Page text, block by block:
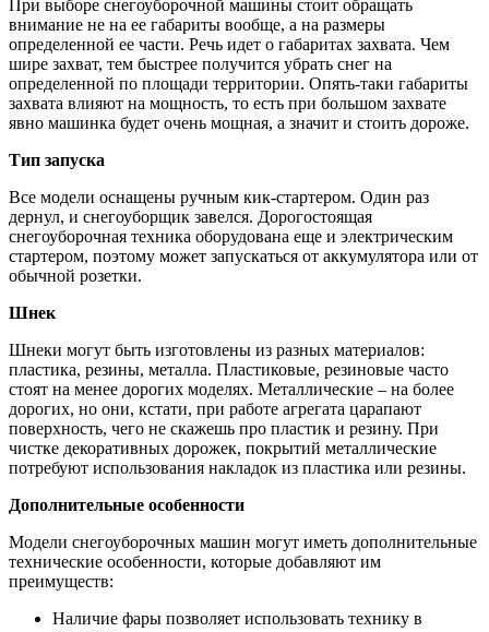
При выборе снегоуборочной машины стоит обращать
внимание не на ее габариты вообще, а на размеры
определенной ее части. Речь идет о габаритах захвата. Чем
шире захват, тем быстрее получится убрать снег на
определенной по площади территории. Опять-таки габариты
захвата влияют на мощность, то есть при большом захвате
явно машинка будет очень мощная, а значит и стоить дороже.
Тип запуска
Все модели оснащены ручным кик-стартером. Один раз
дернул, и снегоуборщик завелся. Дорогостоящая
снегоуборочная техника оборудована еще и электрическим
стартером, поэтому может запускаться от аккумулятора или от
обычной розетки.
Шнек
Шнеки могут быть изготовлены из разных материалов:
пластика, резины, металла. Пластиковые, резиновые часто
стоят на менее дорогих моделях. Металлические – на более
дорогих, но они, кстати, при работе агрегата царапают
поверхность, чего не скажешь про пластик и резину. При
чистке декоративных дорожек, покрытий металлические
потребуют использования накладок из пластика или резины.
Дополнительные особенности
Модели снегоуборочных машин могут иметь дополнительные
технические особенности, которые добавляют им
преимуществ:
Наличие фары позволяет использовать технику в